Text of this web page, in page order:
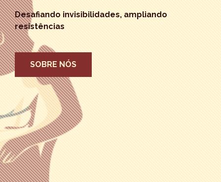
Desafiando invisibilidades, ampliando
resistências
SOBRE NÓS